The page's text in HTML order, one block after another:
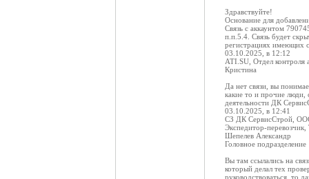
Здравствуйте!
Основание для
Связь с аккаунтом
п.п.5.4. Связь будет
регистрациях имеющих
03.10.2025, в 12:12
ATI.SU, Отдел контроля
Кристина
Да нет связи, вы
какие то и прочие
деятельности ДК
03.10.2025, в 12:41
СЗ ДК СервисСтрой,
Экспедитор-перевозчик,
Шепелев Александр
Головное подразделение
Вы там ссылались на
который делал тех
руководствоваться, то